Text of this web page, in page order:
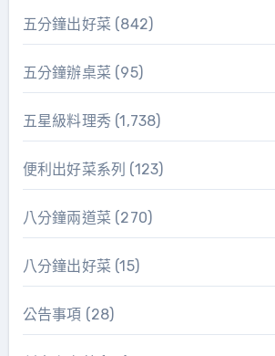
五分鐘出好菜 (842)
五分鐘辦桌菜 (95)
五星級料理秀(1,738)
便利出好菜系列 (123)
八分鐘兩道菜 (270)
八分鐘出好菜 (15)
公告事項 (28)